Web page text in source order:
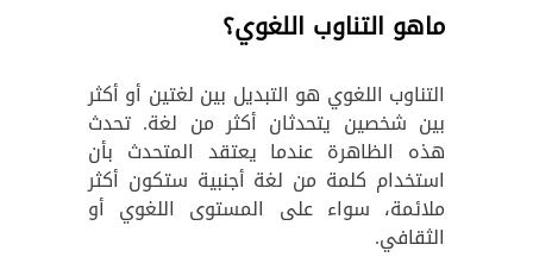
ماهو التناوب اللغوي؟
التناوب اللغوي هو التبديل بين لغتين أو أكثر
بين شخصين يتحدثان أكثر من لغة. تحدث
هذه الظاهرة عندما يعتقد المتحدث بأن
استخدام كلمة من لغة أجنبية ستكون أكثر
ملائمة، سواء على المستوى اللغوي أو
الثقافي.